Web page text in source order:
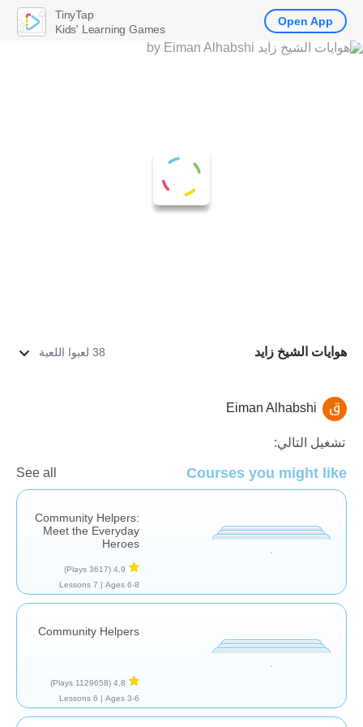
هوايات الشيخ زايد 38 لعبوا اللعبة
الدراسات الاجتماعية
Eiman Alhabshi
تشغيل التالي:
Courses you might like
See all
Community Helpers:
Meet the Everyday
Heroes
4,9
(3617 Plays)
Ages 6-8 |
7 Lessons
Community Helpers
4,8
(1129658 Plays)
Ages 3-6 |
6 Lessons
TinyTap
Kids' Learning Games
Open App